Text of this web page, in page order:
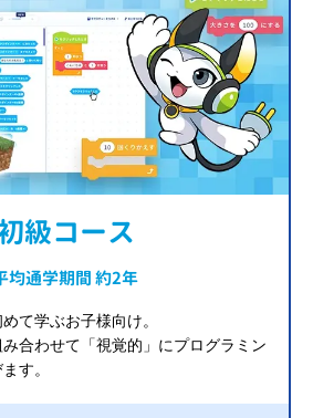
級コース
均通学期間 約2年
て学ぶお子様向け。
合わせて「視覚的」にプログラミン
す。